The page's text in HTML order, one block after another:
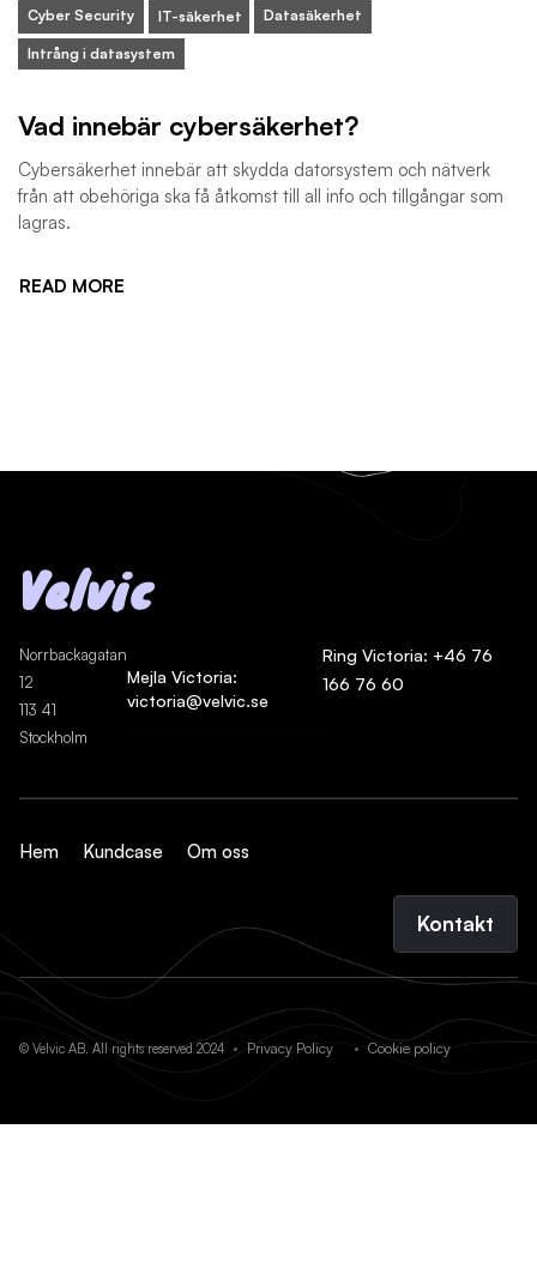
Cyber Security IT-säkerhet Datasäkerhet
Intrång i datasystem
Vad innebär cybersäkerhet?
Cybersäkerhet innebär att skydda datorsystem och nätverk
från att obehöriga ska få åtkomst till all info och tillgångar som
lagras.
READ MORE
Velvic
Norrbackagatan
12
113 41
Stockholm
Mejla Victoria:
victoria@velvic.se
Ring Victoria: +46 76
166 76 60
Hem Kundcase Om oss
Kontakt
© Velvic AB. All rights reserved 2024 Privacy Policy Cookie policy